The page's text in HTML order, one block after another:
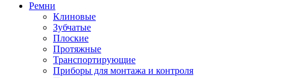
Ремни
Клиновые
Зубчатые
Плоские
Протяжные
Транспортирующие
Приборы для монтажа и контроля